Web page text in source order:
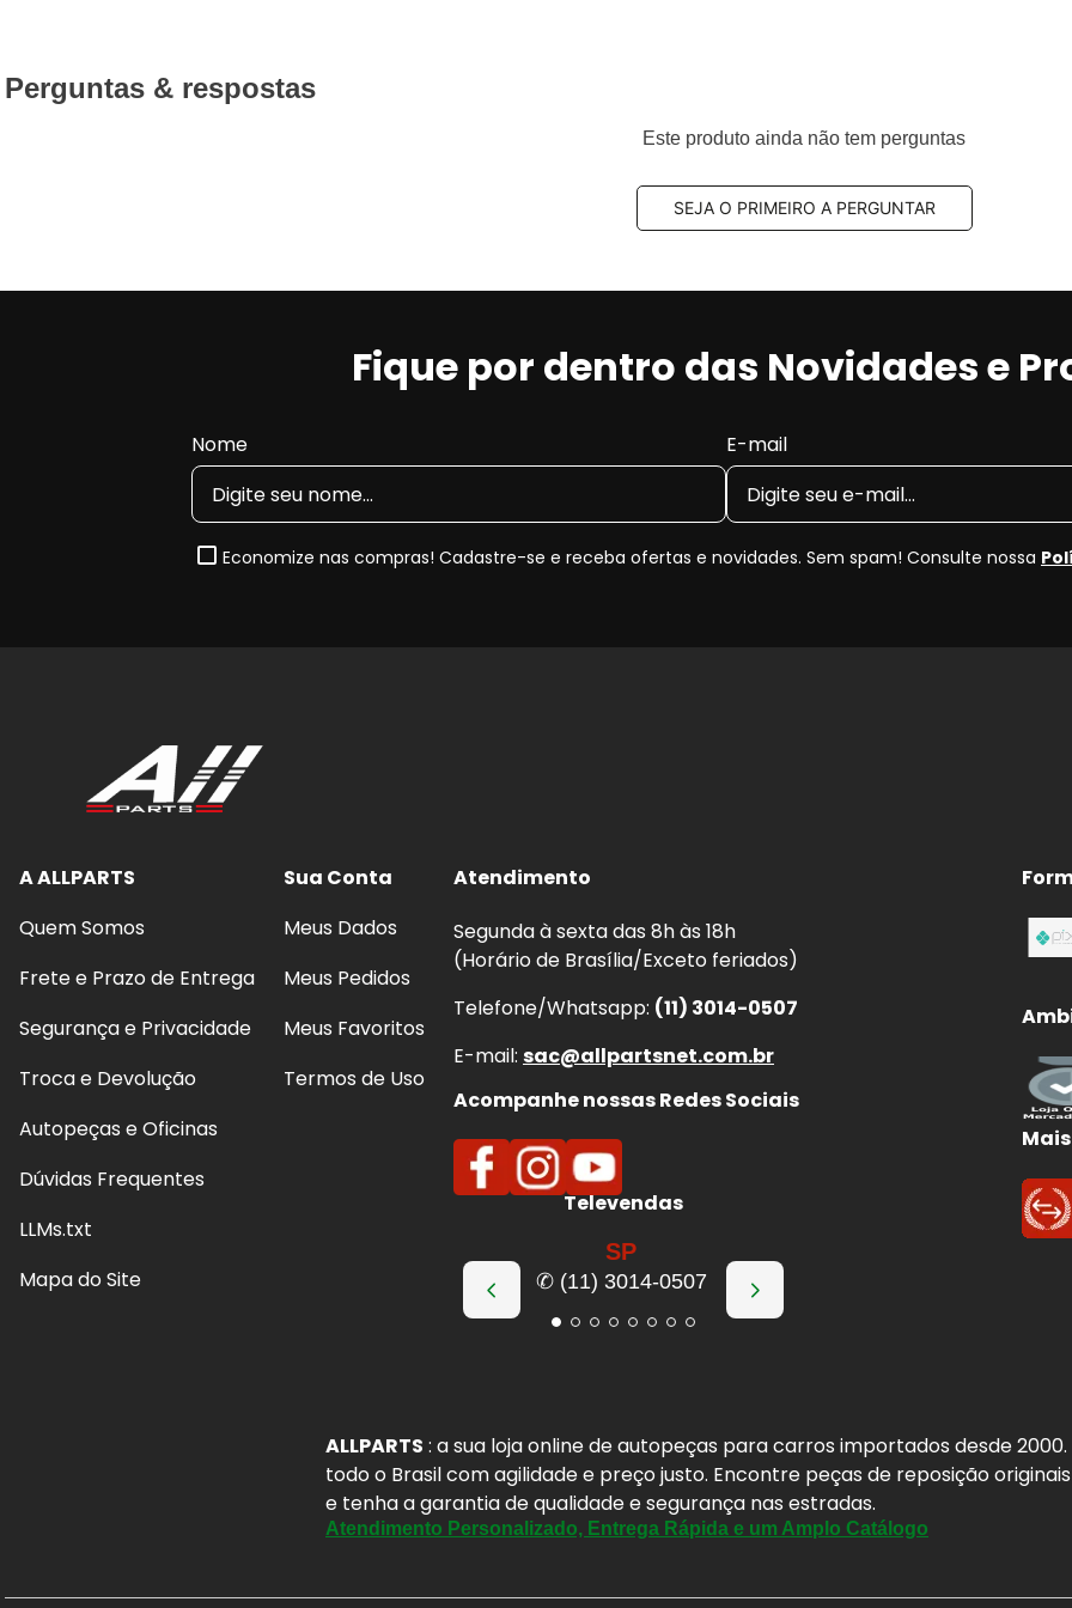
Perguntas & respostas
Este produto ainda não tem perguntas
SEJA O PRIMEIRO A PERGUNTAR
Fique por dentro das Novidades e
Nome E-mail
Economize nas compras! Cadastre-se e receba ofertas e novidades. Sem spam! Consulte nossa
A ALLPARTS
Quem Somos
Frete e Prazo de Entrega
Segurança e Privacidade
Troca e Devolução
Autopeças e Oficinas
Dúvidas Frequentes
LLMs.txt
Mapa do Site
Sua Conta
Meus Dados
Meus Pedidos
Meus Favoritos
Termos de Uso
Atendimento
Segunda à sexta das 8h às 18h
(Horário de Brasília/Exceto feriados)
Telefone/Whatsapp: (11) 3014-0507
E-mail: sac@allpartsnet.com.br
Acompanhe nossas Redes Sociais
Televendas
SP
✆ (11) 3014-0507
ALLPARTS : a sua loja online de autopeças para carros importados desde
todo o Brasil com agilidade e preço justo. Encontre peças de reposição
e tenha a garantia de qualidade e segurança nas estradas.
Atendimento Personalizado, Entrega Rápida e um Amplo Catálogo